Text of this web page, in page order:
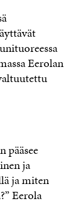
Eerolan
pääsee
ja
ja miten
Eerola